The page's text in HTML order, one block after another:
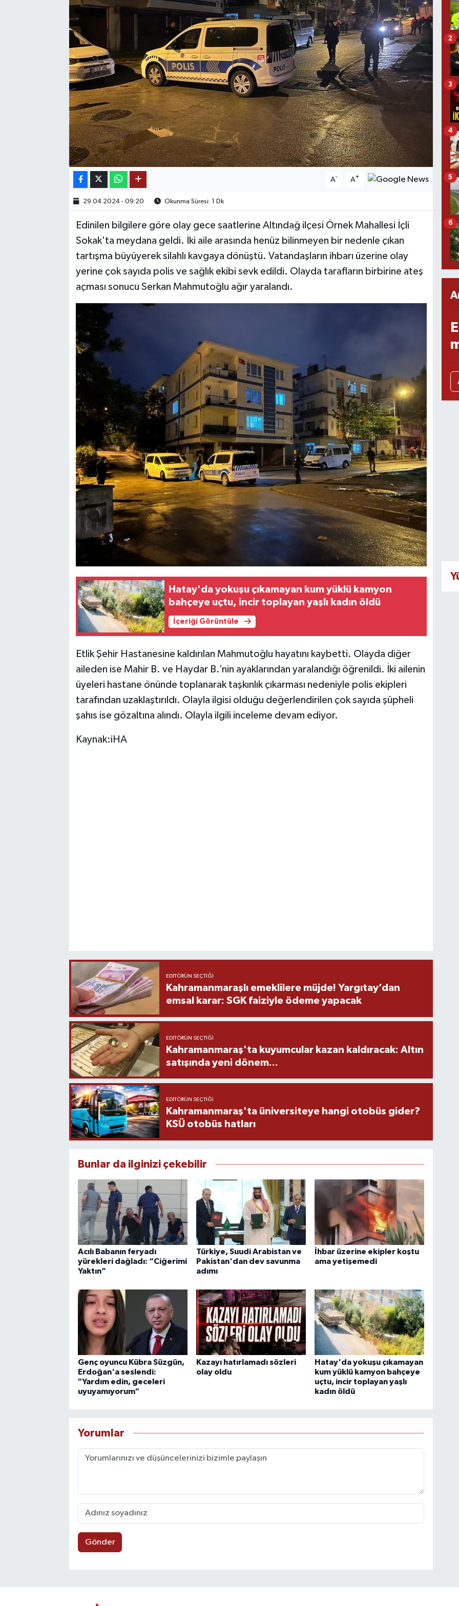
A- A+
29.04.2024 - 09:20 Okunma Süresi: 1 Dk
Edinilen bilgilere göre olay gece saatlerine Altındağ ilçesi Örnek Mahallesi İçli
Sokak'ta meydana geldi. İki aile arasında henüz bilinmeyen bir nedenle çıkan
tartışma büyüyerek silahlı kavgaya dönüştü. Vatandaşların ihbarı üzerine olay
yerine çok sayıda polis ve sağlık ekibi sevk edildi. Olayda tarafların birbirine ateş
açması sonucu Serkan Mahmutoğlu ağır yaralandı.
Hatay'da yokuşu çıkamayan kum yüklü kamyon
bahçeye uçtu, incir toplayan yaşlı kadın öldü
İçeriği Görüntüle
Etlik Şehir Hastanesine kaldırılan Mahmutoğlu hayatını kaybetti. Olayda diğer
aileden ise Mahir B. ve Haydar B.’nin ayaklarından yaralandığı öğrenildi. İki ailenin
üyeleri hastane önünde toplanarak taşkınlık çıkarması nedeniyle polis ekipleri
tarafından uzaklaştırıldı. Olayla ilgisi olduğu değerlendirilen çok sayıda şüpheli
şahıs ise gözaltına alındı. Olayla ilgili inceleme devam ediyor.
Kaynak:iHA
EDITÖRÜN SEÇTIĞI
Kahramanmaraşlı emeklilere müjde! Yargıtay’dan
emsal karar: SGK faiziyle ödeme yapacak
EDITÖRÜN SEÇTIĞI
Kahramanmaraş'ta kuyumcular kazan kaldıracak: Altın
satışında yeni dönem...
EDITÖRÜN SEÇTIĞI
Kahramanmaraş'ta üniversiteye hangi otobüs gider?
KSÜ otobüs hatları
Bunlar da ilginizi çekebilir
Acılı Babanın feryadı
yürekleri dağladı: “Ciğerimi
Yaktın”
Türkiye, Suudi Arabistan ve
Pakistan'dan dev savunma
adımı
İhbar üzerine ekipler koştu
ama yetişemedi
Genç oyuncu Kübra Süzgün,
Erdoğan'a seslendi:
"Yardım edin, geceleri
uyuyamıyorum"
Kazayı hatırlamadı sözleri
olay oldu
Hatay'da yokuşu çıkamayan
kum yüklü kamyon bahçeye
uçtu, incir toplayan yaşlı
kadın öldü
Yorumlar
Gönder
2
3
4
5
6
KÜLTÜR SANAT